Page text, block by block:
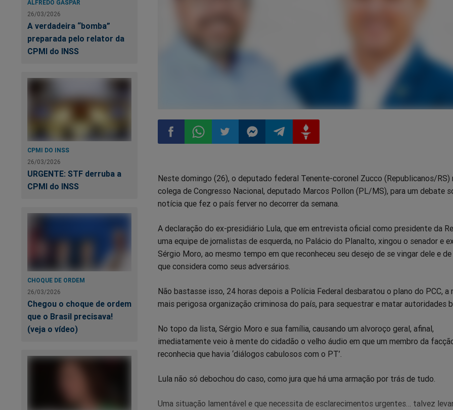
ALFREDO GASPAR
26/03/2026
A verdadeira “bomba”
preparada pelo relator da
CPMI do INSS
CPMI DO INSS
26/03/2026
URGENTE: STF derruba a
CPMI do INSS
CHOQUE DE ORDEM
26/03/2026
Chegou o choque de ordem
que o Brasil precisava!
(veja o vídeo)
no
Facebook
no
Whatsapp
no
Twitter
no
Messenger
no
Telegram
no
Gettr
Neste domingo (26), o deputado federal Tenente-coronel Zucco (Republicanos/RS)
colega de Congresso Nacional, deputado Marcos Pollon (PL/MS), para um debate
notícia que fez o país ferver no decorrer da semana.
A declaração do ex-presidiário Lula, que em entrevista oficial como presidente da
uma equipe de jornalistas de esquerda, no Palácio do Planalto, xingou o senador e
Sérgio Moro, ao mesmo tempo em que reconheceu seu desejo de se vingar dele e
que considera como seus adversários.
Não bastasse isso, 24 horas depois a Polícia Federal desbaratou o plano do PCC, a
mais perigosa organização criminosa do país, para sequestrar e matar autoridades
No topo da lista, Sérgio Moro e sua família, causando um alvoroço geral, afinal,
imediatamente veio à mente do cidadão o velho áudio em que um membro da
reconhecia que havia ‘diálogos cabulosos com o PT’.
Lula não só debochou do caso, como jura que há uma armação por trás de tudo.
Uma situação lamentável e que necessita de esclarecimentos urgentes… talvez